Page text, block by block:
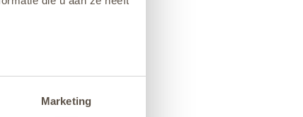
Marketing